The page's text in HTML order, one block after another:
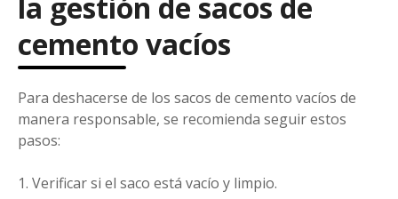
la gestión de sacos de
cemento vacíos
Para deshacerse de los sacos de cemento vacíos de
manera responsable, se recomienda seguir estos
pasos:
Verificar si el saco está vacío y limpio.